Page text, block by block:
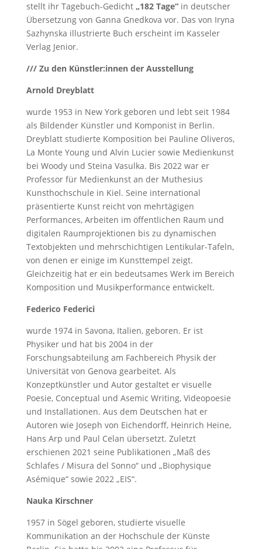
stellt ihr Tagebuch-Gedicht „182 Tage“in deutscher
Übersetzung von Ganna Gnedkova vor. Das von Iryna
Sazhynska illustrierte Buch erscheint im Kasseler
Verlag Jenior.
/// Zu den Künstler:innen der Ausstellung
Arnold Dreyblatt
wurde 1953 in New York geboren und lebt seit 1984
als Bildender Künstler und Komponist in Berlin.
Dreyblatt studierte Komposition bei Pauline Oliveros,
La Monte Young und Alvin Lucier sowie Medienkunst
bei Woody und Steina Vasulka. Bis 2022 war er
Professor für Medienkunst an der Muthesius
Kunsthochschule in Kiel. Seine international
präsentierte Kunst reicht von mehrtägigen
Performances, Arbeiten im öffentlichen Raum und
digitalen Raumprojektionen bis zu dynamischen
Textobjekten und mehrschichtigen Lentikular-Tafeln,
von denen er einige im Kunsttempel zeigt.
Gleichzeitig hat er ein bedeutsames Werk im Bereich
Komposition und Musikperformance entwickelt.
Federico Federici
wurde 1974 in Savona, Italien, geboren. Er ist
Physiker und hat bis 2004 in der
Forschungsabteilung am Fachbereich Physik der
Universität von Genova gearbeitet. Als
Konzeptkünstler und Autor gestaltet er visuelle
Poesie, Conceptual und Asemic Writing, Videopoesie
und Installationen. Aus dem Deutschen hat er
Autoren wie Joseph von Eichendorff, Heinrich Heine,
Hans Arp und Paul Celan übersetzt. Zuletzt
erschienen 2021 seine Publikationen „Maß des
Schlafes / Misura del Sonno“ und „Biophysique
Asémique“ sowie 2022 „EIS“.
Nauka Kirschner
1957 in Sögel geboren, studierte visuelle
Kommunikation an der Hochschule der Künste